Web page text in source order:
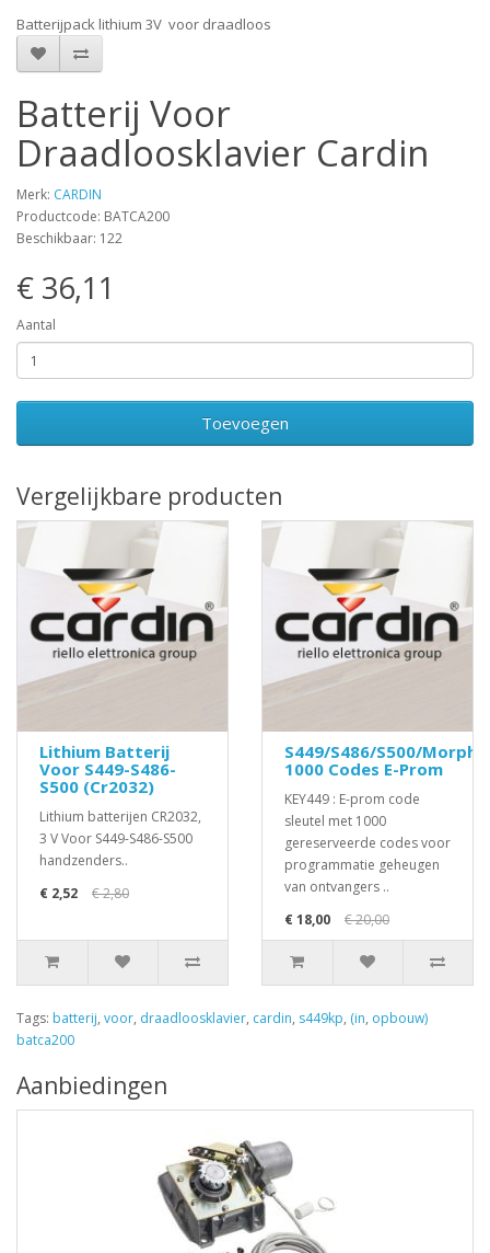
Batterijpack lithium 3V voor draadloos
Batterij Voor
Draadloosklavier Cardin
Merk: CARDIN
Productcode: BATCA200
Beschikbaar: 122
€ 36,11
Aantal
Toevoegen
Vergelijkbare producten
Lithium Batterij
Voor S449-S486-
S500 (Cr2032)
Lithium batterijen CR2032,
3 V Voor S449-S486-S500
handzenders..
€ 2,52
€ 2,80
S449/S486/S500/
1000 Codes E-Prom
KEY449 : E-prom code
sleutel met 1000
gereserveerde codes voor
programmatie geheugen
van ontvangers ..
€ 18,00
€ 20,00
Tags: batterij, voor, draadloosklavier, cardin, s449kp, (in, opbouw)
batca200
Aanbiedingen